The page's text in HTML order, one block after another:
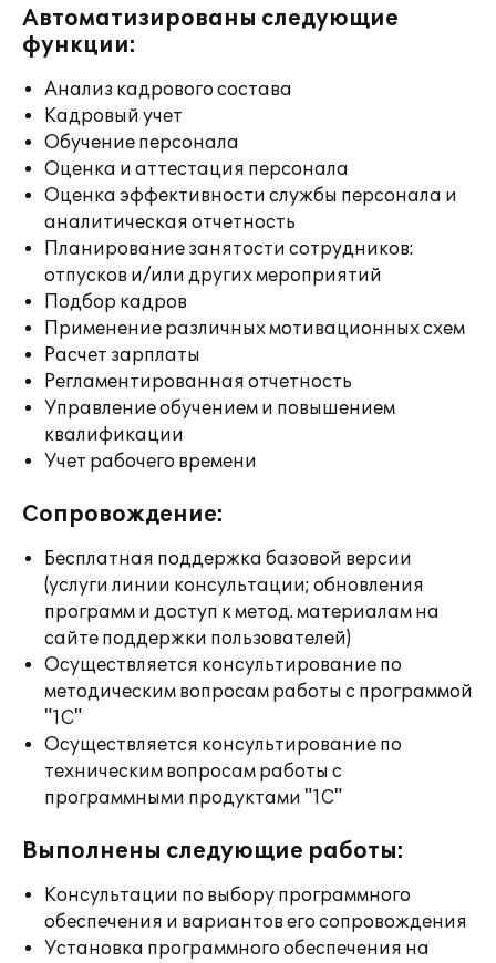
Автоматизированы следующие
функции:
Анализ кадрового состава
Кадровый учет
Обучение персонала
Оценка и аттестация персонала
Оценка эффективности службы персонала и
аналитическая отчетность
Планирование занятости сотрудников:
отпусков и/или других мероприятий
Подбор кадров
Применение различных мотивационных схем
Расчет зарплаты
Регламентированная отчетность
Управление обучением и повышением
квалификации
Учет рабочего времени
Сопровождение:
Бесплатная поддержка базовой версии
(услуги линии консультации; обновления
программ и доступ к метод. материалам на
сайте поддержки пользователей)
Осуществляется консультирование по
методическим вопросам работы с программой
"1С"
Осуществляется консультирование по
техническим вопросам работы с
программными продуктами "1С"
Выполнены следующие работы:
Консультации по выбору программного
обеспечения и вариантов его сопровождения
Установка программного обеспечения на